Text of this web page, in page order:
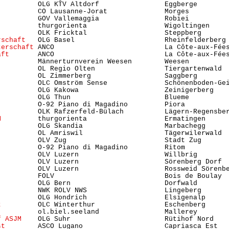
OLG KTV Altdorf                Eggberge
CO Lausanne-Jorat              Morges
GOV Vallemaggia                Robiei
thurgorienta                   Wigoltingen
OLK Fricktal                   Steppberg
OLG Basel
ANCO                           La Côte-aux-
ANCO                           La Côte-aux-
Männerturnverein Weesen        Weesen
OL Regio Olten                 Tiergartenwald
OL Zimmerberg                  Saggberg
OLC Omström Sense              Schönenboden-
OLG Kakowa                     Zeinigerberg
OLG Thun                       Blueme
O-92 Piano di Magadino         Piora
OLK Rafzerfeld-Bülach          Lägern-
thurgorienta                   Ermatingen
OLG Skandia                    Marbachegg
OL Amriswil                    Tägerwilerwald
OLV Zug                        Stadt Zug
O-92 Piano di Magadino         Ritom
OLV Luzern                     Willbrig
OLV Luzern                     Sörenberg Dorf
OLV Luzern                     Rossweid
FOLV                           Bois de Boulay
OLG Bern                       Dorfwald
NWK ROLV NWS                   Lingeberg
OLG Hondrich                   Elsigenalp
OLC Winterthur                 Eschenberg
ol.biel.seeland                Mallerey
OLG Suhr                       Rütihof Nord
ASCO Lugano                    Capriasca Est